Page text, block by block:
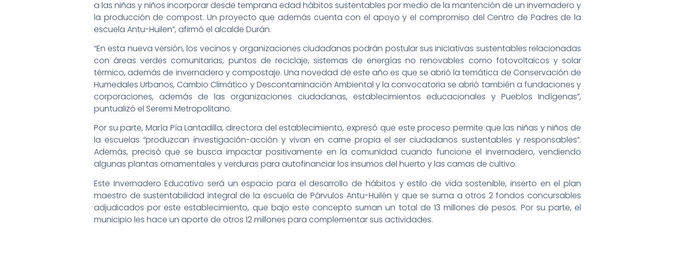
a las niñas y niños incorporar desde temprana edad hábitos sustentables por medio de la mantención de un invernadero y
la producción de compost. Un proyecto que además cuenta con el apoyo y el compromiso del Centro de Padres de la
escuela Antu-Huilen”, afirmó el alcalde Durán.
“En esta nueva versión, los vecinos y organizaciones ciudadanas podrán postular sus iniciativas sustentables relacionadas
con áreas verdes comunitarias, puntos de reciclaje, sistemas de energías no renovables como fotovoltaicos y solar
térmico, además de invernadero y compostaje. Una novedad de este año es que se abrió la temática de Conservación de
Humedales Urbanos, Cambio Climático y Descontaminación Ambiental y la convocatoria se abrió también a fundaciones y
corporaciones, además de las organizaciones ciudadanas, establecimientos educacionales y Pueblos Indígenas”,
puntualizó el Seremi Metropolitano.
Por su parte, María Pía Lantadilla, directora del establecimiento, expresó que este proceso permite que las niñas y niños de
la escuelas “produzcan investigación-acción y vivan en carne propia el ser ciudadanos sustentables y responsables”.
Además, precisó que se busca impactar positivamente en la comunidad cuando funcione el invernadero, vendiendo
algunas plantas ornamentales y verduras para autofinanciar los insumos del huerto y las camas de cultivo.
Este Invernadero Educativo será un espacio para el desarrollo de hábitos y estilo de vida sostenible, inserto en el plan
maestro de sustentabilidad integral de la escuela de Párvulos Antu-Huilén y que se suma a otros 2 fondos concursables
adjudicados por este establecimiento, que bajo este concepto suman un total de 13 millones de pesos. Por su parte, el
municipio les hace un aporte de otros 12 millones para complementar sus actividades.